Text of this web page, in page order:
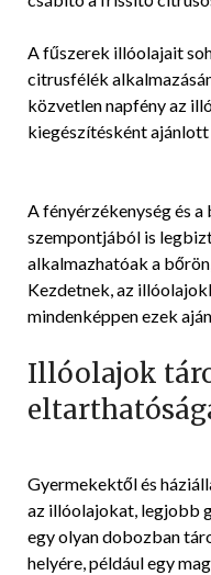
A fűszerek illóolajait
citrusfélék
közvetlen napfény az
kiegészítésként ajánlott
A fényérzékenység és
szempontjából is
alkalmazhatóak a
Kezdetnek, az
mindenképpen ezek
Illóolajok
Gyermekektől és
az illóolajokat, legjobb
egy olyan dobozban
helyére, például egy